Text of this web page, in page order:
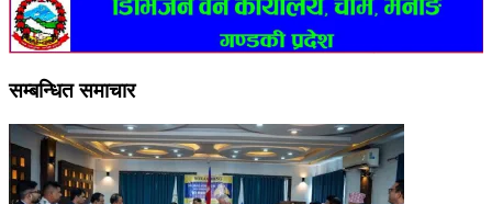
सम्बन्धित समाचार